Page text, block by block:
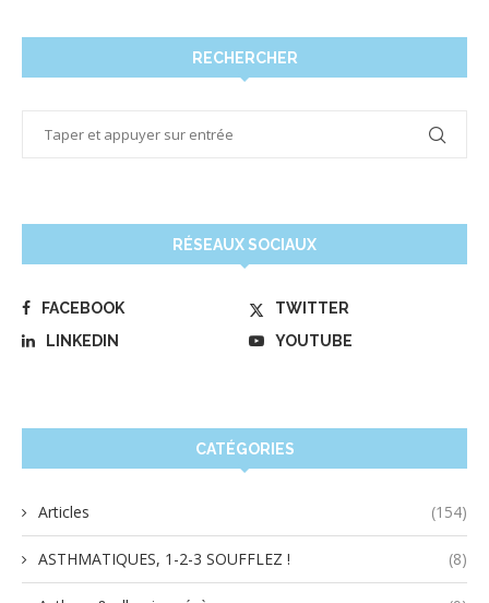
RECHERCHER
RÉSEAUX SOCIAUX
FACEBOOK
TWITTER
LINKEDIN
YOUTUBE
CATÉGORIES
Articles (154)
ASTHMATIQUES, 1-2-3 SOUFFLEZ ! (8)